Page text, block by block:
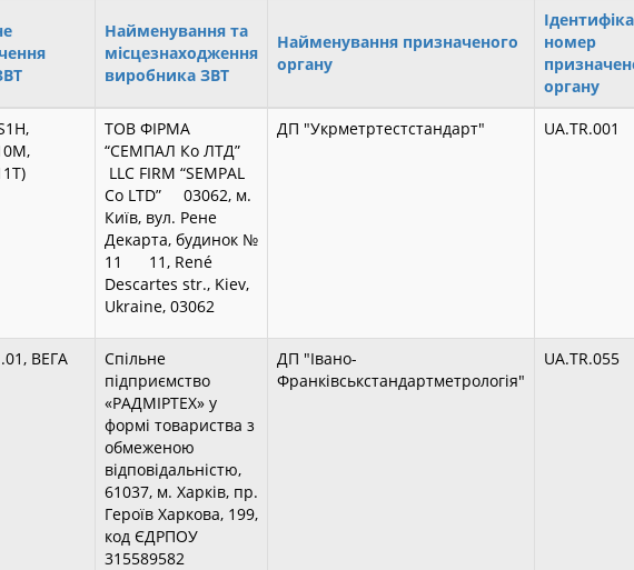
Найменування та
місцезнаходження
виробника ЗВТ
Найменування призначеного
органу
номер
органу
ТОВ ФІРМА
“СЕМПАЛ Ко ЛТД”
LLC FIRM “SEMPAL
Co LTD” 03062, м.
Київ, вул. Рене
Декарта, будинок №
11 11, René
Descartes str., Kiev,
Ukraine, 03062
ДП "Укрметртестстандарт" UA.TR.001
ВЕГА
Спільне
підприємство
«РАДМІРТЕХ» у
формі товариства з
обмеженою
відповідальністю,
61037, м. Харків, пр.
Героїв Харкова, 199,
код ЄДРПОУ
315589582
ДП "Івано-
Франківськстандартметрологія"
UA.TR.055